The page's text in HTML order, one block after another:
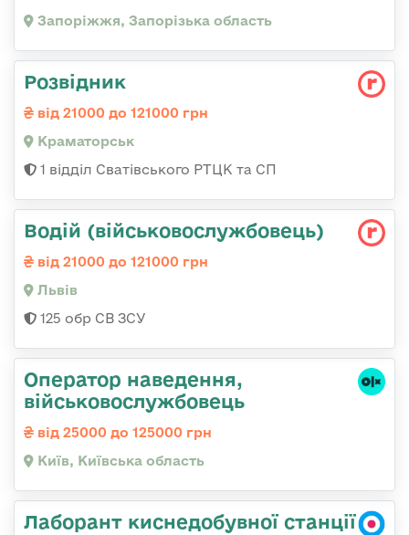
Запоріжжя, Запорізька область
Розвідник
від 21000 до 121000 грн
Краматорськ
1 відділ Сватівського РТЦК та СП
Водій (військовослужбовець)
від 21000 до 121000 грн
Львів
125 обр СВ ЗСУ
Оператор наведення,
військовослужбовець
від 25000 до 125000 грн
Київ, Київська область
Лаборант киснедобувної станції